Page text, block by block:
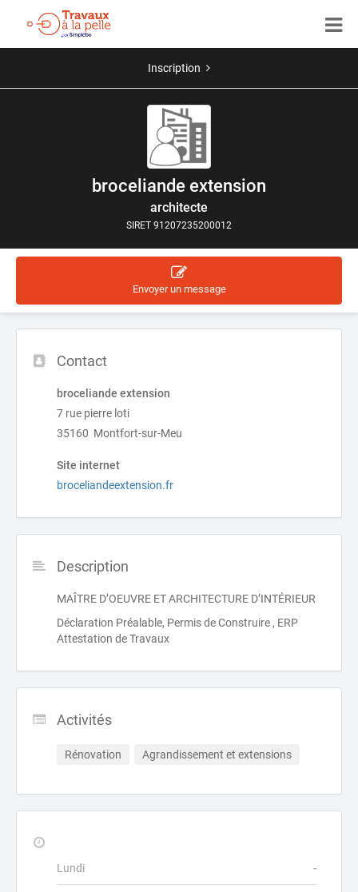
Inscription
broceliande extension
architecte
SIRET 91207235200012
Envoyer un message
Contact
broceliande extension
7 rue pierre loti
35160 Montfort-sur-Meu
Site internet
broceliandeextension.fr
Description
MAÎTRE D’OEUVRE ET ARCHITECTURE D’INTÉRIEUR
Déclaration Préalable, Permis de Construire , ERP
Attestation de Travaux
Activités
Rénovation Agrandissement et extensions
Lundi -